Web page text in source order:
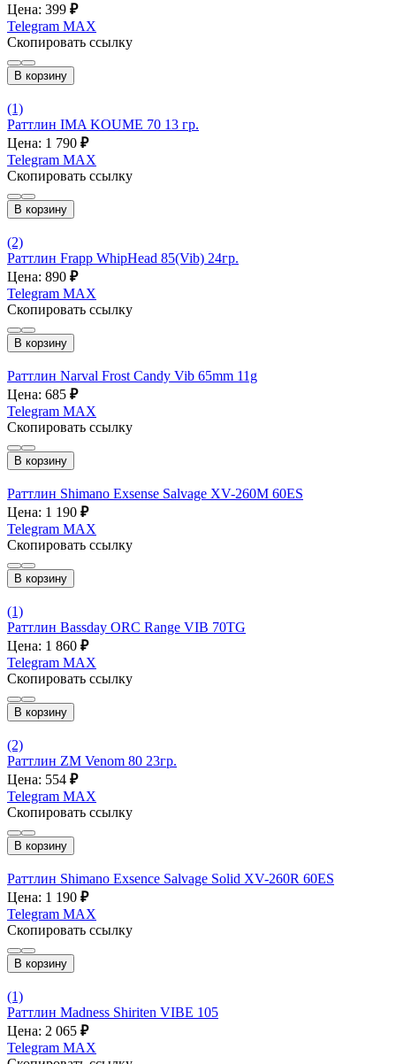
Цена: 399 ₽
Telegram MAX
Скопировать ссылку
В корзину
(1)
Раттлин IMA KOUME 70 13 гр.
Цена: 1 790 ₽
Telegram MAX
Скопировать ссылку
В корзину
(2)
Раттлин Frapp WhipHead 85(Vib) 24гр.
Цена: 890 ₽
Telegram MAX
Скопировать ссылку
В корзину
Раттлин Narval Frost Candy Vib 65mm 11g
Цена: 685 ₽
Telegram MAX
Скопировать ссылку
В корзину
Раттлин Shimano Exsense Salvage XV-260M 60ES
Цена: 1 190 ₽
Telegram MAX
Скопировать ссылку
В корзину
(1)
Раттлин Bassday ORC Range VIB 70TG
Цена: 1 860 ₽
Telegram MAX
Скопировать ссылку
В корзину
(2)
Раттлин ZM Venom 80 23гр.
Цена: 554 ₽
Telegram MAX
Скопировать ссылку
В корзину
Раттлин Shimano Exsence Salvage Solid XV-260R 60ES
Цена: 1 190 ₽
Telegram MAX
Скопировать ссылку
В корзину
(1)
Раттлин Madness Shiriten VIBE 105
Цена: 2 065 ₽
Telegram MAX